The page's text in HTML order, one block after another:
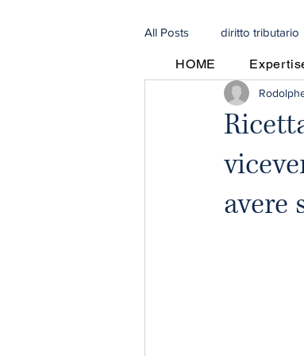
All Posts diritto tributario
Patto Dutreil
recupero crediti in
avere
HOME